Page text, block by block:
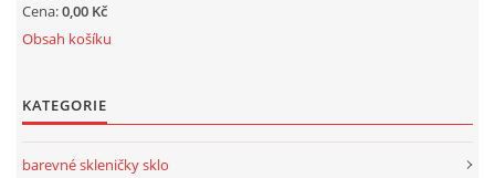
Cena:0,00 Kč
Obsah košíku
KATEGORIE
barevné skleničky sklo